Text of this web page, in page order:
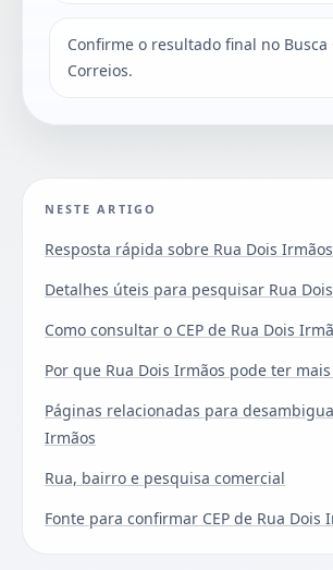
Confirme o resultado final no Busca
Correios.
NESTE ARTIGO
Resposta rápida sobre Rua Dois Irmãos
Detalhes úteis para pesquisar Rua
Como consultar o CEP de Rua Dois
Por que Rua Dois Irmãos pode ter mais
Páginas relacionadas para
Irmãos
Rua, bairro e pesquisa comercial
Fonte para confirmar CEP de Rua Dois